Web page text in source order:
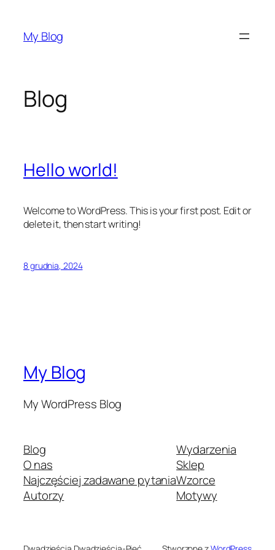
treściMy Blog
Blog
Hello world!
Welcome to WordPress. This is your first post. Edit or
delete it, then start writing!
8 grudnia, 2024
My Blog
My WordPress Blog
Blog
O nas
Najczęściej zadawane pytania
Autorzy
Wydarzenia
Sklep
Wzorce
Motywy